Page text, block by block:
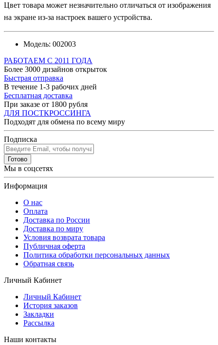
Цвет товара может незначительно отличаться от изображения
на экране из-за настроек вашего устройства.
Модель: 002003
РАБОТАЕМ С 2011 ГОДА
Более 3000 дизайнов открыток
Быстрая отправка
В течение 1-3 рабочих дней
Бесплатная доставка
При заказе от 1800 рубля
ДЛЯ ПОСТКРОССИНГА
Подходят для обмена по всему миру
Подписка
Готово
Мы в соцсетях
Информация
О нас
Оплата
Доставка по России
Доставка по миру
Условия возврата товара
Публичная оферта
Политика обработки персональных данных
Обратная связь
Личный Кабинет
Личный Кабинет
История заказов
Закладки
Рассылка
Наши контакты